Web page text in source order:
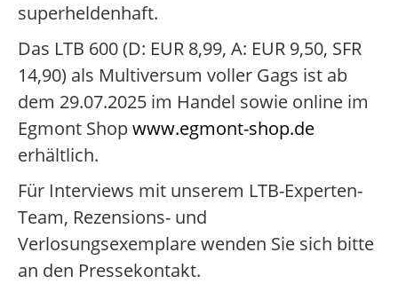
superheldenhaft.
Das LTB 600 (D: EUR 8,99, A: EUR 9,50, SFR
14,90) als Multiversum voller Gags ist ab
dem 29.07.2025 im Handel sowie online im
Egmont Shopwww.egmont-shop.de
erhältlich.
Für Interviews mit unserem LTB-Experten-
Team, Rezensions- und
Verlosungsexemplare wenden Sie sich bitte
an den Pressekontakt.